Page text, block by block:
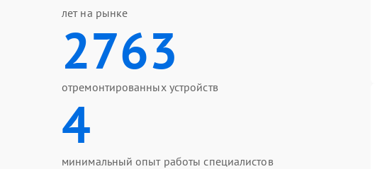
лет на рынке
2763
отремонтированных устройств
4
минимальный опыт работы специалистов